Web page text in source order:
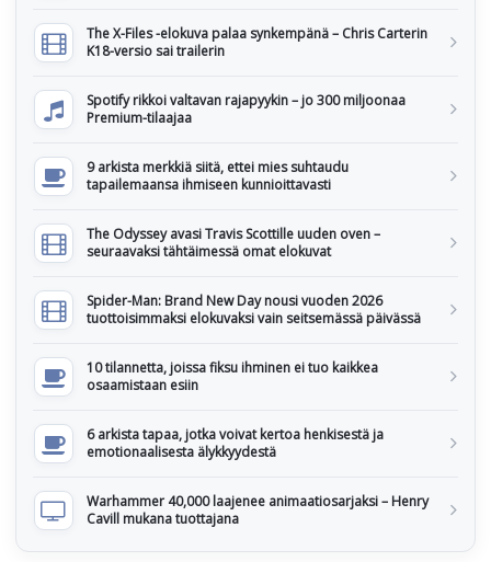
The X-Files -elokuva palaa synkempänä – Chris Carterin
K18-versio sai trailerin
Spotify rikkoi valtavan rajapyykin – jo 300 miljoonaa
Premium-tilaajaa
9 arkista merkkiä siitä, ettei mies suhtaudu
tapailemaansa ihmiseen kunnioittavasti
The Odyssey avasi Travis Scottille uuden oven –
seuraavaksi tähtäimessä omat elokuvat
Spider-Man: Brand New Day nousi vuoden 2026
tuottoisimmaksi elokuvaksi vain seitsemässä päivässä
10 tilannetta, joissa fiksu ihminen ei tuo kaikkea
osaamistaan esiin
6 arkista tapaa, jotka voivat kertoa henkisestä ja
emotionaalisesta älykkyydestä
Warhammer 40,000 laajenee animaatiosarjaksi – Henry
Cavill mukana tuottajana